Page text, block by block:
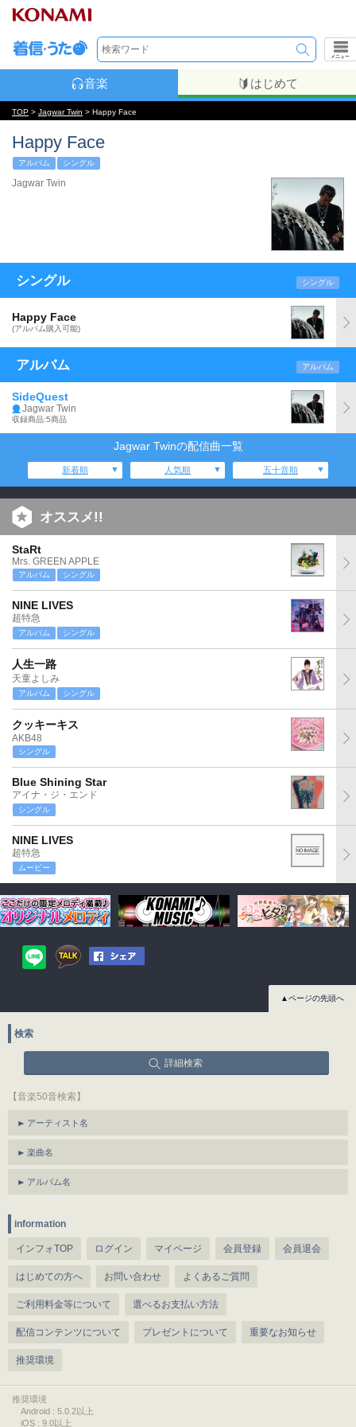
メニュー
音楽 はじめて
TOP > Jagwar Twin > Happy Face
Happy Face
アルバム シングル
Jagwar Twin
シングル シングル
Happy Face
(アルバム購入可能)
アルバム アルバム
SideQuest
Jagwar Twin
収録商品:5商品
Jagwar Twinの配信曲一覧
新着順 人気順 五十音順
オススメ!!
StaRt
Mrs. GREEN APPLE
アルバム シングル
NINE LIVES
超特急
アルバム シングル
人生一路
天童よしみ
アルバム シングル
クッキーキス
AKB48
シングル
Blue Shining Star
アイナ・ジ・エンド
シングル
NINE LIVES
超特急
ムービー
▲ページの先頭へ
検索
詳細検索
【音楽50音検索】
アーティスト名
楽曲名
アルバム名
information
インフォTOP ログイン マイページ 会員登録 会員退会
はじめての方へ お問い合わせ よくあるご質問
ご利用料金等について 選べるお支払い方法
配信コンテンツについて プレゼントについて 重要なお知らせ
推奨環境
推奨環境
Android : 5.0.2以上
iOS : 9.0以上